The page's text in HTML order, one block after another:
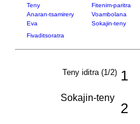
Teny Fitenim-paritra
Anaran-tsamirery
Voambolana
Eva
Sokajin-teny
Fivaditsoratra
Teny iditra (1/2) 1
Sokajin-teny
2